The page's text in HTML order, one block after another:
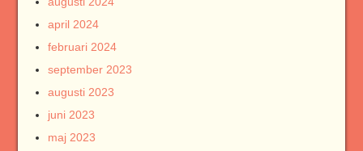
april 2024
februari 2024
september 2023
augusti 2023
juni 2023
maj 2023